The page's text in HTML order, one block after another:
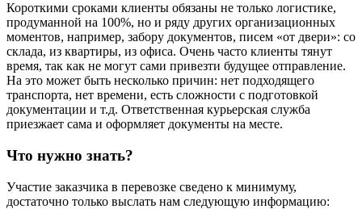
Короткими сроками клиенты обязаны не только логистике,
продуманной на 100%, но и ряду других организационных
моментов, например, забору документов, писем «от двери»: со
склада, из квартиры, из офиса. Очень часто клиенты тянут
время, так как не могут сами привезти будущее отправление.
На это может быть несколько причин: нет подходящего
транспорта, нет времени, есть сложности с подготовкой
документации и т.д. Ответственная курьерская служба
приезжает сама и оформляет документы на месте.
Что нужно знать?
Участие заказчика в перевозке сведено к минимуму,
достаточно только выслать нам следующую информацию: